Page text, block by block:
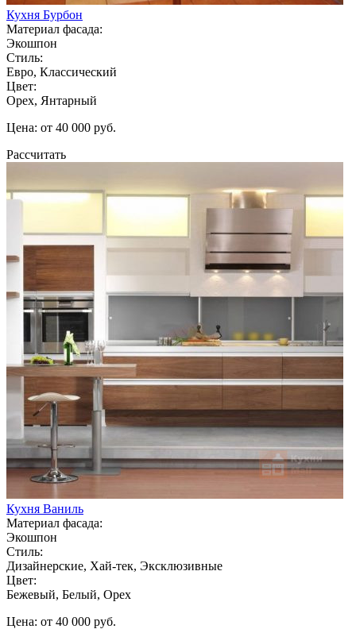
Кухня Бурбон
Материал фасада:
Экошпон
Стиль:
Евро, Классический
Цвет:
Орех, Янтарный
Цена: от 40 000 руб.
Рассчитать
Кухня Ваниль
Материал фасада:
Экошпон
Стиль:
Дизайнерские, Хай-тек, Эксклюзивные
Цвет:
Бежевый, Белый, Орех
Цена: от 40 000 руб.